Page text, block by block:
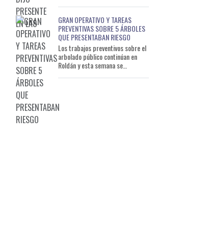
GRAN OPERATIVO Y TAREAS
PREVENTIVAS SOBRE 5 ÁRBOLES
QUE PRESENTABAN RIESGO
Los trabajos preventivos sobre el
arbolado público continúan en
Roldán y esta semana se